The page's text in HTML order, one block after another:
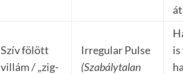
Szív fölött
villám / „zig-
Irregular Pulse
(Szabálytalan